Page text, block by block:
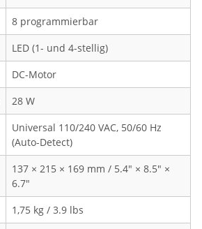
8 programmierbar
LED (1- und 4-stellig)
DC-Motor
28 W
Universal 110/240 VAC, 50/60 Hz
(Auto-Detect)
137 × 215 × 169 mm / 5.4" × 8.5" ×
6.7"
1,75 kg / 3.9 lbs